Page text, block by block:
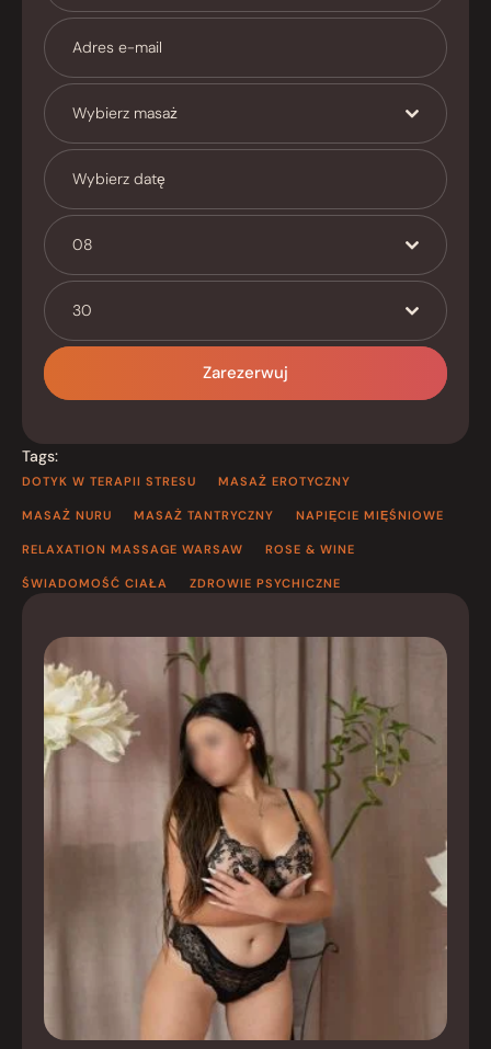
Wybierz masaż
08
30
Zarezerwuj
Tags:
DOTYK W TERAPII STRESU MASAŻ EROTYCZNY
MASAŻ NURU MASAŻ TANTRYCZNY NAPIĘCIE MIĘŚNIOWE
RELAXATION MASSAGE WARSAW ROSE & WINE
ŚWIADOMOŚĆ CIAŁA ZDROWIE PSYCHICZNE